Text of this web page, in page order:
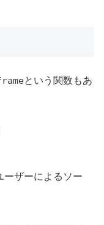
という関数もあ
ーザーによるソー